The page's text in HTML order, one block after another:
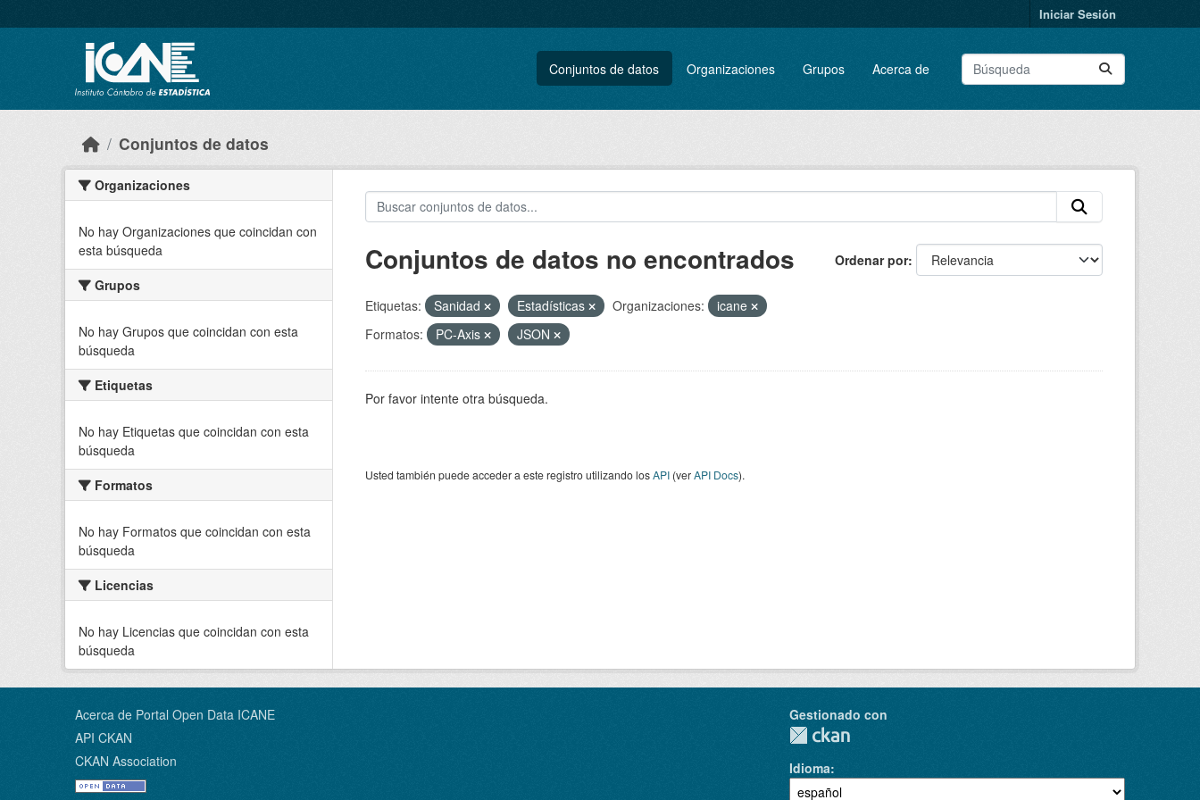
Iniciar Sesión
Conjuntos de datos Organizaciones Grupos Acerca de
Conjuntos de datos
Organizaciones
No hay Organizaciones que coincidan con
esta búsqueda
Grupos
No hay Grupos que coincidan con esta
búsqueda
Etiquetas
No hay Etiquetas que coincidan con esta
búsqueda
Formatos
No hay Formatos que coincidan con esta
búsqueda
Licencias
No hay Licencias que coincidan con esta
búsqueda
Ordenar por
Conjuntos de datos no encontrados
Etiquetas: Sanidad Estadísticas Organizaciones:
icane
Formatos:
PC-Axis JSON
Por favor intente otra búsqueda.
Usted también puede acceder a este registro utilizando losAPI(verAPI Docs).
Acerca de Portal Open Data ICANE
API CKAN
CKAN Association
Gestionado con
Idioma